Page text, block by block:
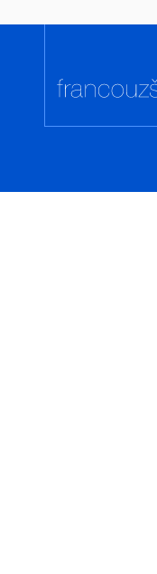
Sóština
Srbština